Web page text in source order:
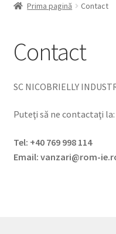
Comenzi
Coş
Prima pagină Contact
Contact
SC NICOBRIELLY
Puteţi să ne contactaţi la:
Tel: +40 769 998 114
Email: vanzari@rom-